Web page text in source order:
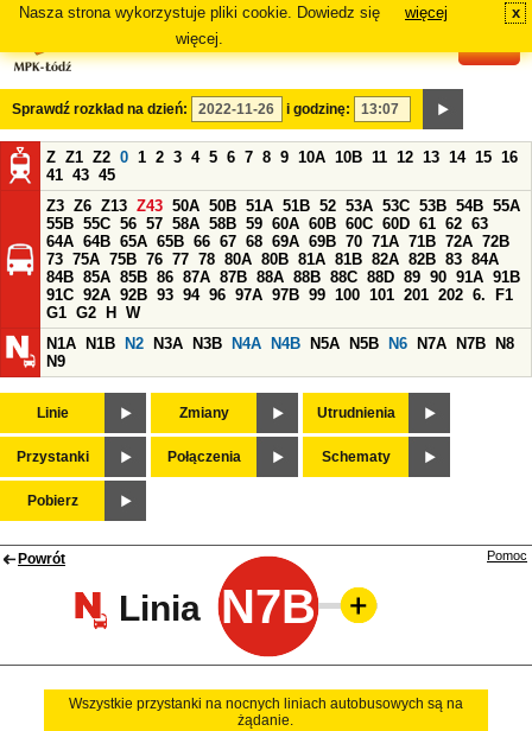
Nasza strona wykorzystuje pliki cookie. Dowiedz się
więcej.
więcej x
Sprawdź rozkład na dzień: i godzinę:
Z Z1 Z2 0 1 2 3 4 5 6 7 8 9 10A 10B 11 12 13 14 15 16
41 43 45
Z3 Z6 Z13 Z43 50A 50B 51A 51B 52 53A 53C 53B 54B 55A
55B 55C 56 57 58A 58B 59 60A 60B 60C 60D 61 62 63
64A 64B 65A 65B 66 67 68 69A 69B 70 71A 71B 72A 72B
73 75A 75B 76 77 78 80A 80B 81A 81B 82A 82B 83 84A
84B 85A 85B 86 87A 87B 88A 88B 88C 88D 89 90 91A 91B
91C 92A 92B 93 94 96 97A 97B 99 100 101 201 202 6.
F1
G1 G2 H
W
N1A
N1B N2 N3A N3B N4A N4B N5A N5B N6 N7A N7B
N8
N9
Linie Zmiany Utrudnienia
Przystanki Połączenia Schematy
Pobierz
Powrót
Linia N7B
Pomoc
Wszystkie przystanki na nocnych liniach autobusowych są na
żądanie.